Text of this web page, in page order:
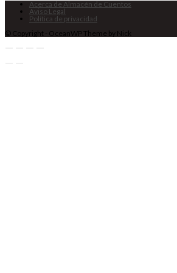
Acerca de Almacén de Cuentos
Aviso Legal
Política de privacidad
© Copyright - OceanWP Theme by Nick